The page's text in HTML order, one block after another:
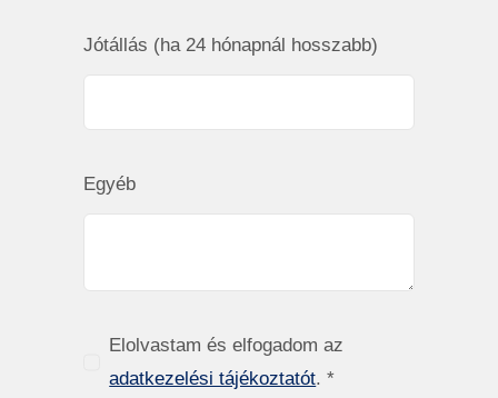
Jótállás (ha 24 hónapnál hosszabb)
Egyéb
Elolvastam és elfogadom az
adatkezelési tájékoztatót. *